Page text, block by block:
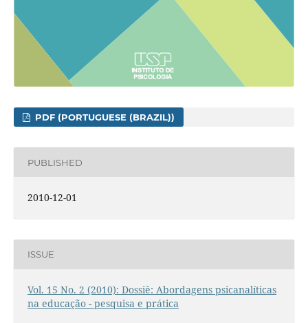
PDF (PORTUGUESE (BRAZIL))
PUBLISHED
2010-12-01
ISSUE
Vol. 15 No. 2 (2010): Dossiê: Abordagens psicanalíticas
na educação - pesquisa e prática